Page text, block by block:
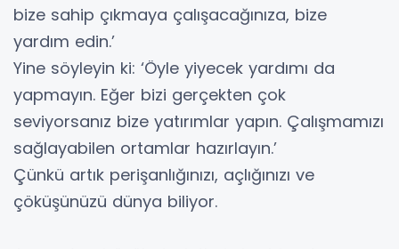
bize sahip çıkmaya çalışacağınıza, bize
yardım edin.’
Yine söyleyin ki: ‘Öyle yiyecek yardımı da
yapmayın. Eğer bizi gerçekten çok
seviyorsanız bize yatırımlar yapın. Çalışmamızı
sağlayabilen ortamlar hazırlayın.’
Çünkü artık perişanlığınızı, açlığınızı ve
çöküşünüzü dünya biliyor.